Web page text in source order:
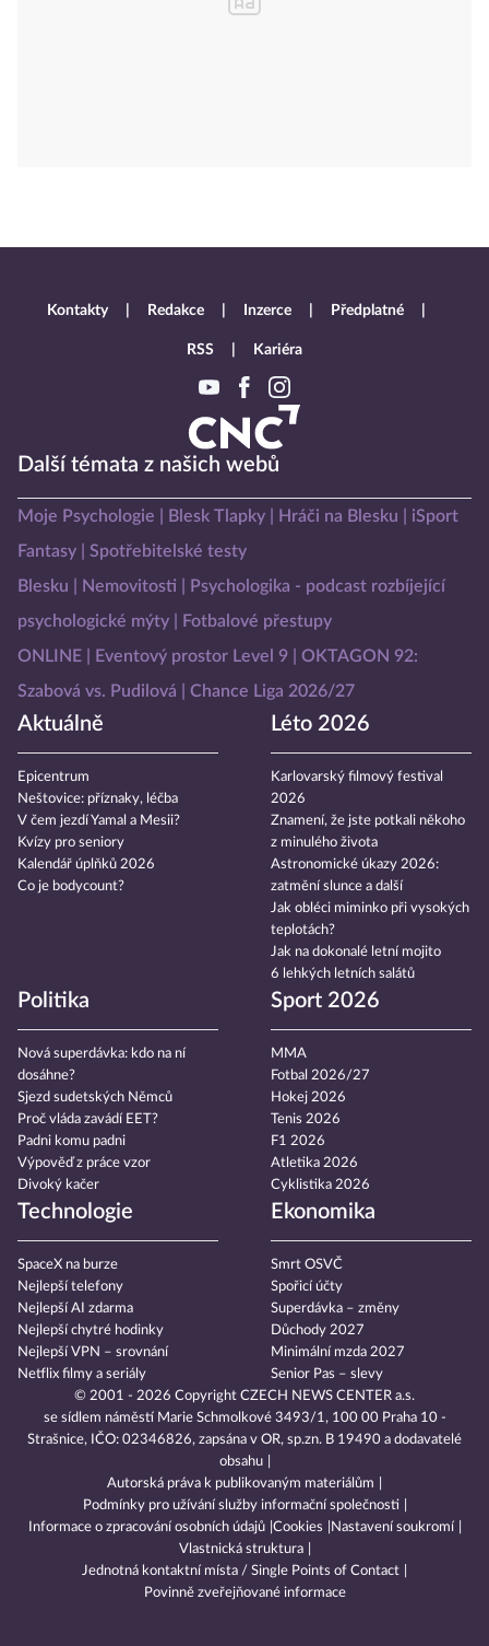
Další témata z našich webů
Moje Psychologie Blesk Tlapky Hráči na Blesku
iSport
Fantasy
Spotřebitelské testy
Blesku
Nemovitosti
Psychologika - podcast rozbíjející
psychologické mýty
Fotbalové přestupy
ONLINE
Eventový prostor Level 9
OKTAGON 92:
Szabová vs. Pudilová
Chance Liga 2026/27
Aktuálně
Epicentrum
Neštovice: příznaky, léčba
V čem jezdí Yamal a Mesii?
Kvízy pro seniory
Kalendář úplňků 2026
Co je bodycount?
Léto 2026
Karlovarský filmový festival
2026
Znamení, že jste potkali někoho
z minulého života
Astronomické úkazy 2026:
zatmění slunce a další
Jak obléci miminko při vysokých
teplotách?
Jak na dokonalé letní mojito
6 lehkých letních salátů
Politika
Nová superdávka: kdo na ní
dosáhne?
Sjezd sudetských Němců
Proč vláda zavádí EET?
Padni komu padni
Výpověď z práce vzor
Divoký kačer
Sport 2026
MMA
Fotbal 2026/27
Hokej 2026
Tenis 2026
F1 2026
Atletika 2026
Cyklistika 2026
Technologie
SpaceX na burze
Nejlepší telefony
Nejlepší AI zdarma
Nejlepší chytré hodinky
Nejlepší VPN – srovnání
Netflix filmy a seriály
Ekonomika
Smrt OSVČ
Spořicí účty
Superdávka – změny
Důchody 2027
Minimální mzda 2027
Senior Pas – slevy
Kontakty Redakce Inzerce Předplatné
RSS Kariéra
© 2001 - 2026 Copyright CZECH NEWS CENTER a.s.
se sídlem náměstí Marie Schmolkové 3493/1, 100 00 Praha 10 -
Strašnice, IČO: 02346826, zapsána v OR, sp.zn. B 19490 a dodavatelé
obsahu
Autorská práva k publikovaným materiálům
Podmínky pro užívání služby informační společnosti
Informace o zpracování osobních údajů Cookies
Nastavení soukromí
Vlastnická struktura
Jednotná kontaktní místa / Single Points of Contact
Povinně zveřejňované informace